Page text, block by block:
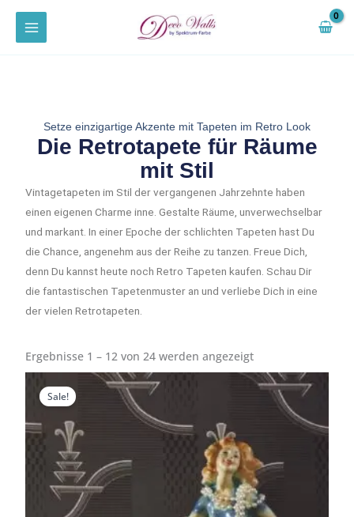
Zum
Inhalt
Setze einzigartige Akzente mit Tapeten im Retro Look
Die Retrotapete für Räume
mit Stil
Vintagetapeten im Stil der vergangenen Jahrzehnte haben
einen eigenen Charme inne. Gestalte Räume, unverwechselbar
und markant. In einer Epoche der schlichten Tapeten hast Du
die Chance, angenehm aus der Reihe zu tanzen. Freue Dich,
denn Du kannst heute noch Retro Tapeten kaufen. Schau Dir
die fantastischen Tapetenmuster an und verliebe Dich in eine
der vielen Retrotapeten.
Ergebnisse 1 – 12 von 24 werden angezeigt
Sale!
Preisspanne:
1,60 €
bis
24,00 €
Preisspanne:
1,60 €